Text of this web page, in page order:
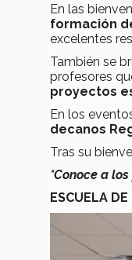
En las
formación
excelentes
También se
profesores
proyectos
En los
decanos
Tras su
*Conoce a
ESCUELA